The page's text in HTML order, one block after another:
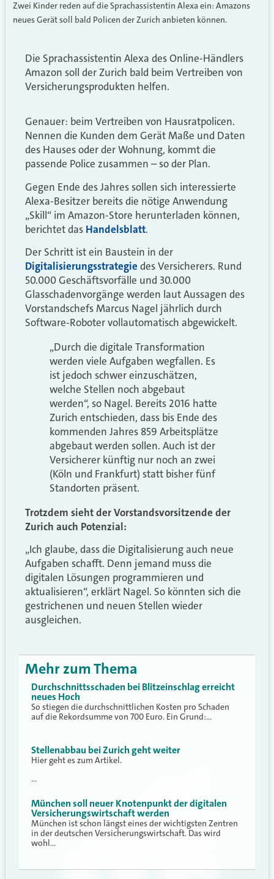
Zwei Kinder reden auf die Sprachassistentin Alexa ein: Amazons
neues Gerät soll bald Policen der Zurich anbieten können.
Die Sprachassistentin Alexa des Online-Händlers
Amazon soll der Zurich bald beim Vertreiben von
Versicherungsprodukten helfen.
Genauer: beim Vertreiben von Hausratpolicen.
Nennen die Kunden dem Gerät Maße und Daten
des Hauses oder der Wohnung, kommt die
passende Police zusammen – so der Plan.
Gegen Ende des Jahres sollen sich interessierte
Alexa-Besitzer bereits die nötige Anwendung
„Skill“ im Amazon-Store herunterladen können,
berichtet das Handelsblatt.
Der Schritt ist ein Baustein in der
Digitalisierungsstrategie des Versicherers. Rund
50.000 Geschäftsvorfälle und 30.000
Glasschadenvorgänge werden laut Aussagen des
Vorstandschefs Marcus Nagel jährlich durch
Software-Roboter vollautomatisch abgewickelt.
„Durch die digitale Transformation
werden viele Aufgaben wegfallen. Es
ist jedoch schwer einzuschätzen,
welche Stellen noch abgebaut
werden“, so Nagel. Bereits 2016 hatte
Zurich entschieden, dass bis Ende des
kommenden Jahres 859 Arbeitsplätze
abgebaut werden sollen. Auch ist der
Versicherer künftig nur noch an zwei
(Köln und Frankfurt) statt bisher fünf
Standorten präsent.
Trotzdem sieht der Vorstandsvorsitzende der
Zurich auch Potenzial:
„Ich glaube, dass die Digitalisierung auch neue
Aufgaben schafft. Denn jemand muss die
digitalen Lösungen programmieren und
aktualisieren“, erklärt Nagel. So könnten sich die
gestrichenen und neuen Stellen wieder
ausgleichen.
Mehr zum Thema
Durchschnittsschaden bei Blitzeinschlag erreicht
neues Hoch
So stiegen die durchschnittlichen Kosten pro Schaden
auf die Rekordsumme von 700 Euro. Ein Grund:…
Stellenabbau bei Zurich geht weiter
Hier geht es zum Artikel.
…
München soll neuer Knotenpunkt der digitalen
Versicherungswirtschaft werden
München ist schon längst eines der wichtigsten Zentren
in der deutschen Versicherungswirtschaft. Das wird
wohl…